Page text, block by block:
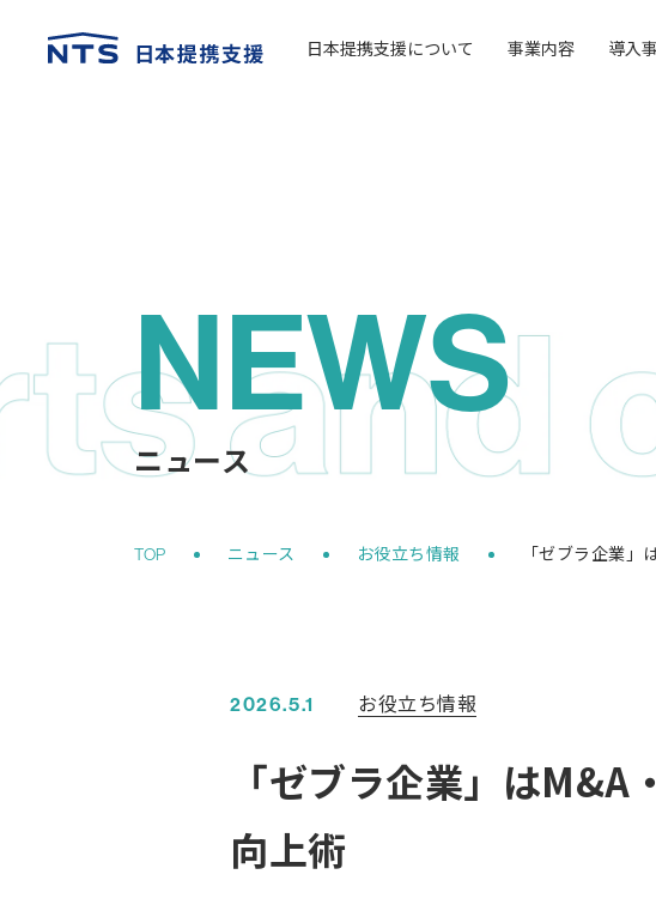
日本提携支援について 事業内容 導入
NEWS
ニュース
2026.5.1 お役立ち情報
「ゼブラ企業」は
向上術